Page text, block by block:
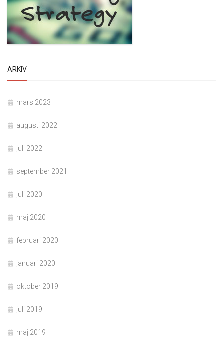
ARKIV
mars 2023
augusti 2022
juli 2022
september 2021
juli 2020
maj 2020
februari 2020
januari 2020
oktober 2019
juli 2019
maj 2019